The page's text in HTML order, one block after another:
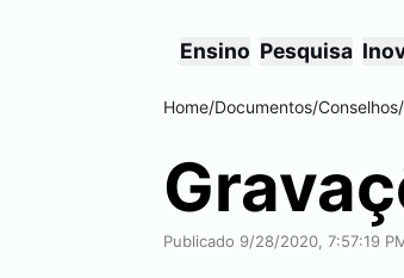
Ensino Pesquisa
Home/Documentos/Conselhos/
Publicado 9/28/2020, 7:57:19